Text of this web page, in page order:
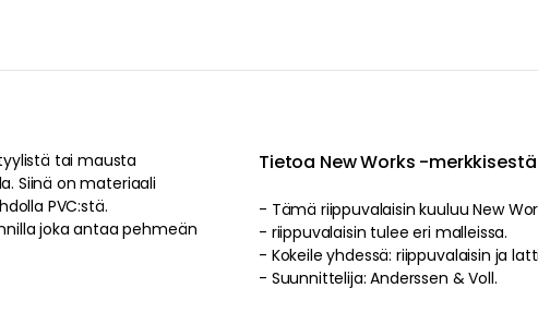
tai mausta
Siinä on materiaali
PVC:stä.
joka antaa pehmeän
Tietoa New Works -
- Tämä riippuvalaisin kuuluu New
- riippuvalaisin tulee eri malleissa.
- Kokeile yhdessä: riippuvalaisin ja
- Suunnittelija: Anderssen & Voll.